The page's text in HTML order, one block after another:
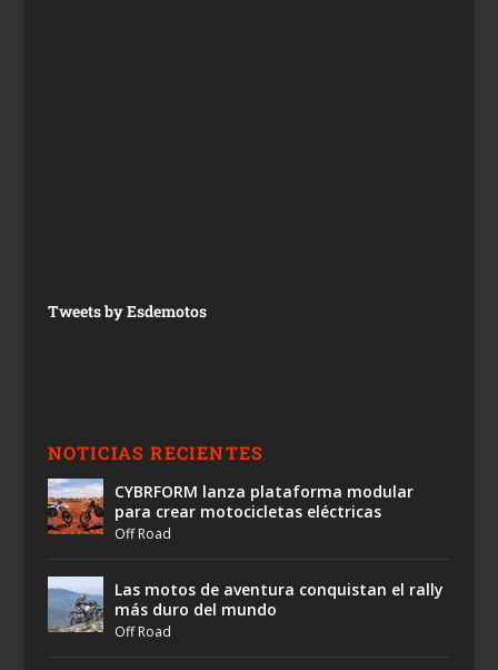
Tweets by Esdemotos
NOTICIAS RECIENTES
CYBRFORM lanza plataforma modular
para crear motocicletas eléctricas
Off Road
Las motos de aventura conquistan el rally
más duro del mundo
Off Road